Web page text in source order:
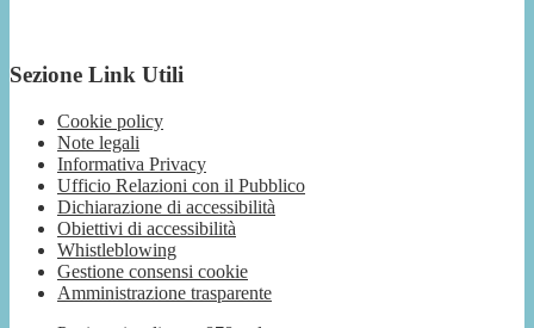
Sezione Link Utili
Cookie policy
Note legali
Informativa Privacy
Ufficio Relazioni con il Pubblico
Dichiarazione di accessibilità
Obiettivi di accessibilità
Whistleblowing
Gestione consensi cookie
Amministrazione trasparente